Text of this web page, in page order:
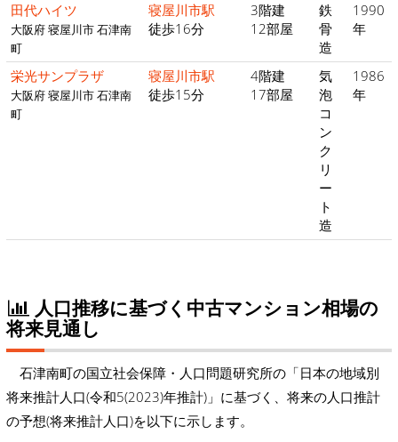
田代ハイツ
大阪府 寝屋川市 石津南
町
寝屋川市駅
徒歩16分
3階建
12部屋
鉄
骨
造
1990
年
栄光サンプラザ
大阪府 寝屋川市 石津南
町
寝屋川市駅
徒歩15分
4階建
17部屋
気
泡
コ
ン
ク
リ
ー
ト
造
1986
年
人口推移に基づく中古マンション相場の
将来見通し
石津南町の国立社会保障・人口問題研究所の「日本の地域別
将来推計人口(令和5(2023)年推計)」に基づく、将来の人口推計
の予想(将来推計人口)を以下に示します。